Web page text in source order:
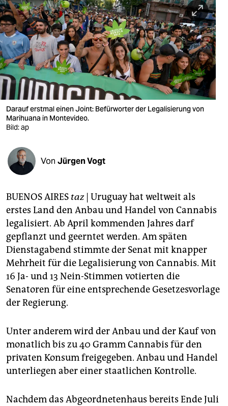
sport
berlin
nord
wahrheit
verlag
verlag
shop
fragen & hilfe
unterstützen
abo
genossenschaft
epaper login
Darauf erstmal einen Joint: Befürworter der Legalisierung von
Marihuana in Montevideo.
Bild: ap
Von Jürgen Vogt
BUENOS AIRES taz| Uruguay hat weltweit als
erstes Land den Anbau und Handel von Cannabis
legalisiert. Ab April kommenden Jahres darf
gepflanzt und geerntet werden. Am späten
Dienstagabend stimmte der Senat mit knapper
Mehrheit für die Legalisierung von Cannabis. Mit
16 Ja- und 13 Nein-Stimmen votierten die
Senatoren für eine entsprechende Gesetzesvorlage
der Regierung.
Unter anderem wird der Anbau und der Kauf von
monatlich bis zu 40 Gramm Cannabis für den
privaten Konsum freigegeben. Anbau und Handel
unterliegen aber einer staatlichen Kontrolle.
Nachdem das Abgeordnetenhaus bereits Ende Juli